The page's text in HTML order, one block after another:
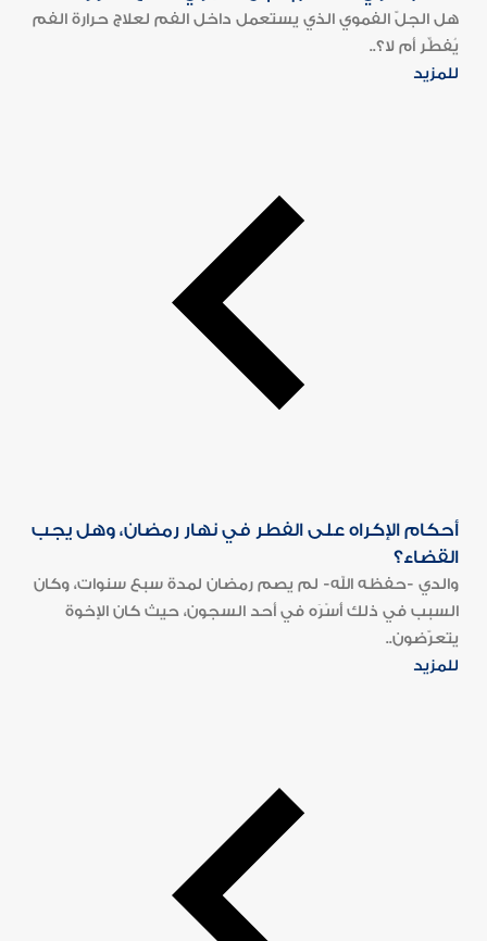
هل الجلّ الفموي الذي يستعمل داخل الفم لعلاج حرارة الفم
يُفطِّر أم لا؟..
للمزيد
أحكام الإكراه على الفطر في نهار رمضان، وهل يجب
القضاء؟
والدي -حفظه الله- لم يصم رمضان لمدة سبع سنوات، وكان
السبب في ذلك أَسْرَه في أحد السجون، حيث كان الإخوة
يتعرّضون..
للمزيد